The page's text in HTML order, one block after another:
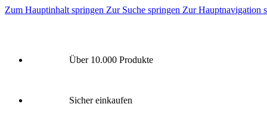
Zum Hauptinhalt springen Zur Suche springen Zur Hauptnavigation
Über 10.000 Produkte
Sicher einkaufen